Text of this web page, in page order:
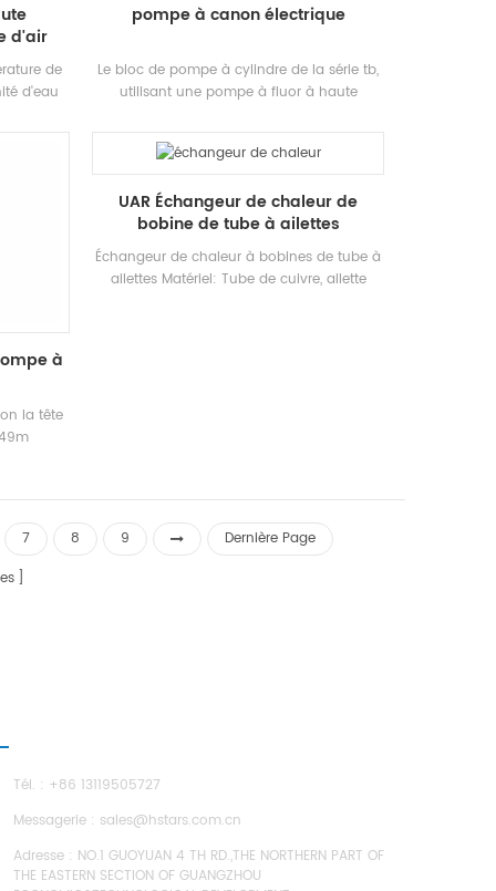
d'air
de
d'eau
de
chaude,
le
de
70kw
la
85 ~
pompe à canon électrique
Le bloc de pompe à cylindre de la série tb,
utilisant une pompe à fluor à haute
circulation à grande pression et à basse
pression développé et fabriqué de manière
indépendante. Cette unité de pompe à fût
convient à tous les types de réfrigérants.
à
la tête
UAR Échangeur de chaleur de
bobine de tube à ailettes
Échangeur de chaleur à bobines de tube à
ailettes Matériel: Tube de cuivre, ailette
7 8 9
Dernière Page
Tél. : +86 13119505727
Messagerie : sales@hstars.com.cn
Adresse : NO.1 GUOYUAN 4 TH RD.,THE NORTHERN PART OF
THE EASTERN SECTION OF GUANGZHOU